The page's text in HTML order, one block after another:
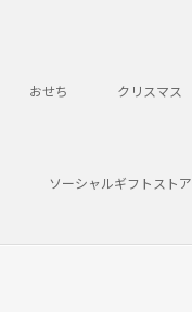
おせち クリスマス
ソーシャルギフトストア